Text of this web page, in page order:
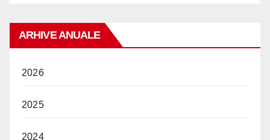
ARHIVE ANUALE
2026
2025
2024